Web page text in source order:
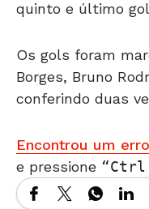
quinto e último
Os gols foram
Borges, Bruno
conferindo duas
Encontrou um
e pressione
Ctrl